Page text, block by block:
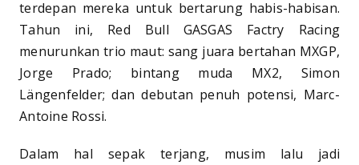
terdepan mereka untuk bertarung habis-habisan.
Tahun ini, Red Bull GASGAS Factry Racing
menurunkan trio maut: sang juara bertahan MXGP,
Jorge Prado; bintang muda MX2, Simon
Längenfelder; dan debutan penuh potensi, Marc-
Antoine Rossi.
Dalam hal sepak terjang, musim lalu jadi